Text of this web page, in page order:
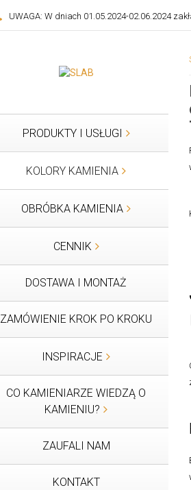
UWAGA: W dniach 01.05.2024-02.06.2024
PRODUKTY I USŁUGI
KOLORY KAMIENIA
OBRÓBKA KAMIENIA
CENNIK
DOSTAWA I MONTAŻ
ZAMÓWIENIE KROK PO KROKU
INSPIRACJE
CO KAMIENIARZE WIEDZĄ O
KAMIENIU?
ZAUFALI NAM
KONTAKT